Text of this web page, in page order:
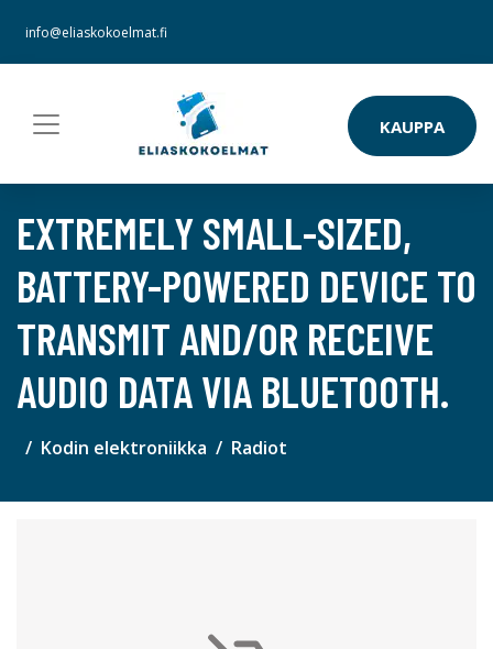
info@eliaskokoelmat.fi
KAUPPA
EXTREMELY SMALL-SIZED,
BATTERY-POWERED DEVICE TO
TRANSMIT AND/OR RECEIVE
AUDIO DATA VIA BLUETOOTH.
Kodin elektroniikka Radiot